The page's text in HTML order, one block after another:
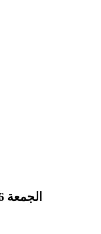
الجمعة 07/08/2026 (22/2/1448هـ)